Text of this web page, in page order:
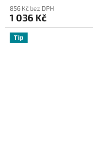
856 Kč bez DPH
1 036 Kč
Tip